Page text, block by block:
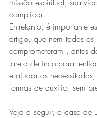
complicar.
Entretanto, é importante
artigo, que nem todos os
comprometeram , antes
tarefa de incorporar
e ajudar os
formas de auxilio, sem
Veja a seguir, o caso de